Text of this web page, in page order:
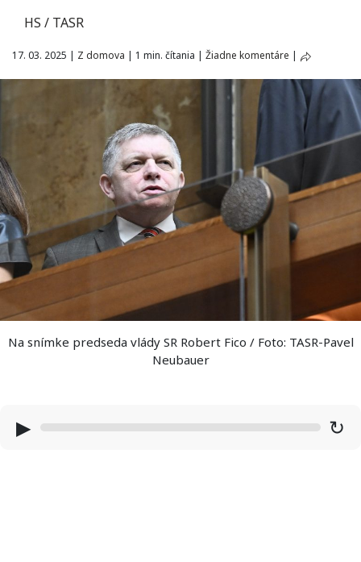
HS / TASR
17. 03. 2025 | Z domova | 1 min. čítania | Žiadne komentáre |
Na snímke predseda vlády SR Robert Fico / Foto: TASR-Pavel
Neubauer
▶ ↻